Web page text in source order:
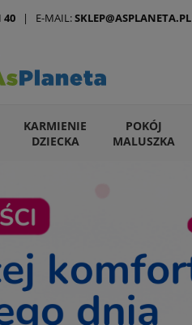
KARMIENIE
DZIECKA
POKÓJ
MALUSZKA
40 | E-MAIL:SKLEP@ASPLANETA.PL